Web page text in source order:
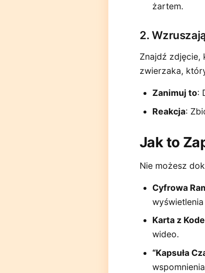
żartem.
2.
Znajdź zdjęcie,
zwierzaka,
Zanimuj to:
Reakcja:
Jak to
Nie możesz
Cyfrowa
Karta z
wideo.
“Kapsuła